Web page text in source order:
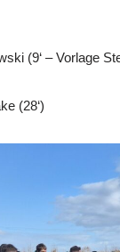
(9‘ – Vorlage
(28‘)